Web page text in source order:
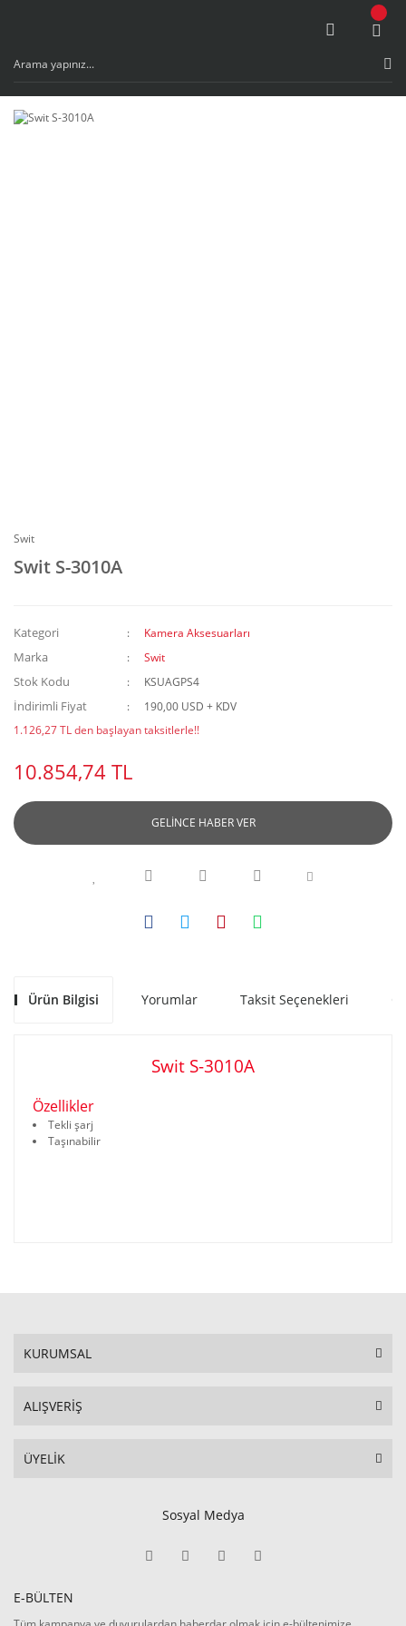
Swit
Swit S-3010A
Kategori Kamera Aksesuarları
Marka Swit
Stok Kodu KSUAGPS4
İndirimli Fiyat
190,00 USD + KDV
1.126,27 TL den başlayan taksitlerle!!
10.854,74 TL
GELİNCE HABER VER
Ürün Bilgisi Yorumlar Taksit Seçenekleri
Swit S-3010A
Özellikler
Tekli şarj
Taşınabilir
KURUMSAL
ALIŞVERİŞ
ÜYELİK
Sosyal Medya
E-BÜLTEN